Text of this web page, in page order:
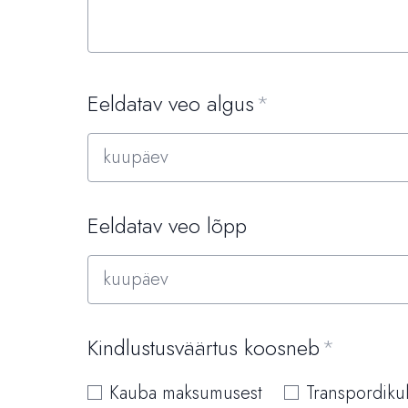
Eeldatav veo algus
Eeldatav veo lõpp
Kindlustusväärtus koosneb
Kauba maksumusest